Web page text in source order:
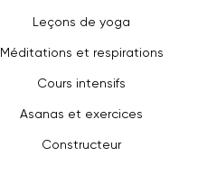
Leçons de yoga
Méditations et respirations
Cours intensifs
Asanas et exercices
Constructeur